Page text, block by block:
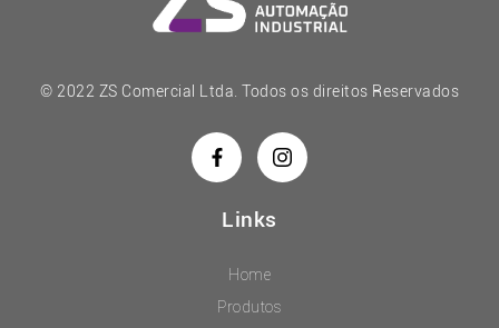
© 2022 ZS Comercial Ltda. Todos os direitos Reservados
Links
Home
Produtos